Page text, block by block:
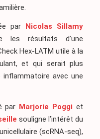
par Nicolas Sillamy
les résultats d’une
Hex-LATM utile à la
et qui serait plus
avec une
par Marjorie Poggiet
souligne l’intérêt du
(scRNA-seq),